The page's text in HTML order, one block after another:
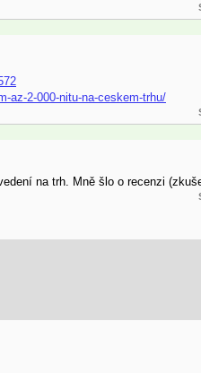
az-2-000-nitu-na-ceskem-trhu/
na trh. Mně šlo o recenzi